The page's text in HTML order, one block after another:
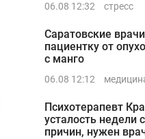
06.08 12:32 стресс
Саратовские
пациентку от
с манго
06.08 12:12
Психотерапевт
усталость недели
причин, нужен